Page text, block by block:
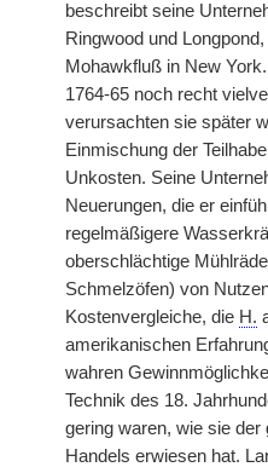
beschreibt seine
Ringwood und
Mohawkfluß in New
1764-65 noch recht
verursachten sie später
Einmischung der
Unkosten. Seine
Neuerungen, die er
regelmäßigere
oberschlächtige
Schmelzöfen) von
Kostenvergleiche, die H.
amerikanischen
wahren
Technik des 18.
gering waren, wie sie
Handels erwiesen hat.